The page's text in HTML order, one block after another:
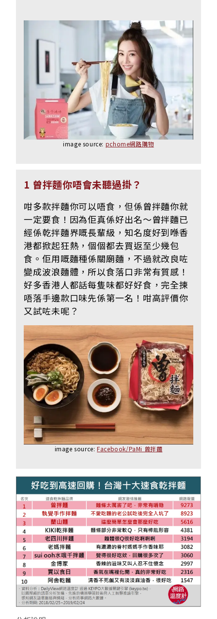
image source: pchome網路購物
1 曾拌麵你唔會未聽過掛？
咁多款拌麵你可以唔食，但係曾拌麵你就
一定要食！因為佢真係好出名～曾拌麵已
經係乾拌麵界嘅長輩級，知名度好到喺香
港都掀起狂熱，個個都去買返至少幾包
食。佢用嘅麵種係關廟麵，不過就改良咗
變成波浪麵體，所以食落口非常有質感！
好多香港人都話每隻味都好好食，完全揀
唔落手邊款口味先係第一名！咁高評價你
又試咗未呢？
image source: Facebook/PaMi 曾拌麵